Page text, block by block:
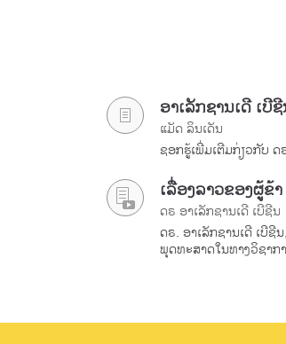
ອາເລັກຊານເດີ ເບີ
ແມັດ ລິນເດັນ
ຊອກຮູ້ເພີ່ມເຕີມກ່ຽວກັບ ດ
ເລື່ອງລາວຂອງຜູ້ຂ້າ
ດຣ ອາເລັກຊານເດີ ເບີຊີນ
ດຣ. ອາເລັກຊານເດີ ເບີຊີ
ພຸດທະສາດໃນທາງວິຊາ